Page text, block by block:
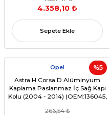
4.358,10 ₺
Sepete Ekle
%5
Opel
Astra H Corsa D Alüminyum
Kaplama Paslanmaz İç Sağ Kapı
Kolu (2004 - 2014) (OEM:136045,
266,54 ₺